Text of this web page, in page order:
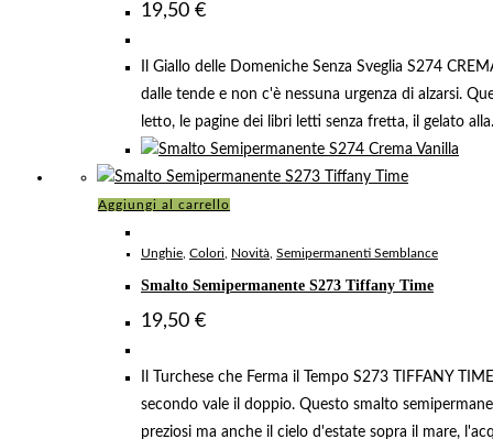
19,50 €
Il Giallo delle Domeniche Senza Sveglia S274
dalle tende e non c'è nessuna urgenza di alzarsi.
letto, le pagine dei libri letti senza fretta, il gelato
Aggiungi al carrello
Unghie Colori Novità Semipermanenti Semblance
Smalto Semipermanente S273 Tiffany Time
19,50 €
Il Turchese che Ferma il Tempo S273 TIFFANY
secondo vale il doppio. Questo smalto
preziosi ma anche il cielo d'estate sopra il mare,